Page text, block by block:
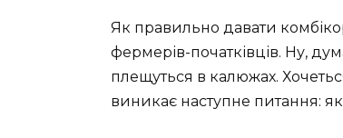
Як правильно давати
фермерів-початківців. Ну,
плещуться в калюжах.
виникає наступне питання: